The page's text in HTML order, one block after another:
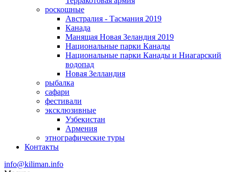
роскошные
Австралия - Тасмания 2019
Канада
Манящая Новая Зеландия 2019
Национальные парки Канады
Национальные парки Канады и Ниагарский
водопад
Новая Зелландия
рыбалка
сафари
фестивали
эксклюзивные
Узбекистан
Армения
этнографические туры
Контакты
info@kiliman.info